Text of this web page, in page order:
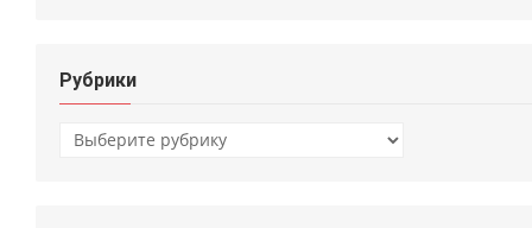
Рубрики
Рубрики